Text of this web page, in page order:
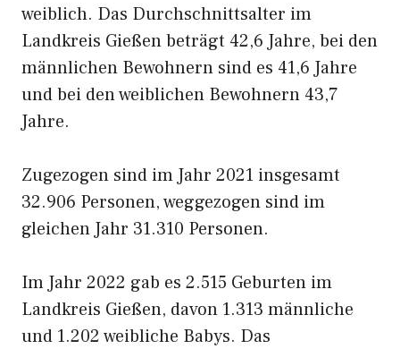
weiblich. Das Durchschnittsalter im
Landkreis Gießen beträgt 42,6 Jahre, bei den
männlichen Bewohnern sind es 41,6 Jahre
und bei den weiblichen Bewohnern 43,7
Jahre.
Zugezogen sind im Jahr 2021 insgesamt
32.906 Personen, weggezogen sind im
gleichen Jahr 31.310 Personen.
Im Jahr 2022 gab es 2.515 Geburten im
Landkreis Gießen, davon 1.313 männliche
und 1.202 weibliche Babys. Das